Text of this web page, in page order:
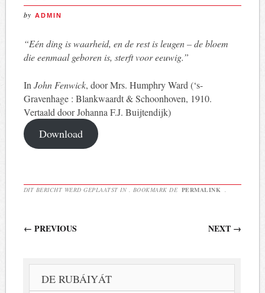
by ADMIN
“Eén ding is waarheid, en de rest is leugen – de bloem
die eenmaal geboren is, sterft voor eeuwig.”
In John Fenwick, door Mrs. Humphry Ward (‘s-
Gravenhage : Blankwaardt & Schoonhoven, 1910.
Vertaald door Johanna F.J. Buijtendijk)
Download
DIT BERICHT WERD GEPLAATST IN . BOOKMARK DE PERMALINK
Berichtnavigatie
← PREVIOUS NEXT →
DE RUBÁIYÁT